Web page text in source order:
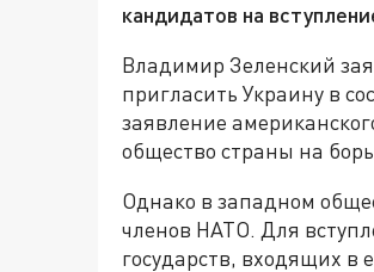
кандидатов на
Владимир Зеленский
пригласить Украину в
заявление
общество страны на
Однако в западном
членов НАТО. Для
государств, входящих в